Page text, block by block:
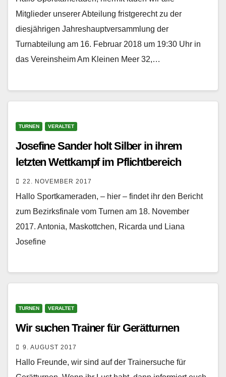
Mitglieder unserer Abteilung fristgerecht zu der
diesjährigen Jahreshauptversammlung der
Turnabteilung am 16. Februar 2018 um 19:30 Uhr in
das Vereinsheim Am Kleinen Meer 32,…
TURNEN VERALTET
Josefine Sander holt Silber in ihrem
letzten Wettkampf im Pflichtbereich
22. NOVEMBER 2017
Hallo Sportkameraden, – hier – findet ihr den Bericht
zum Bezirksfinale vom Turnen am 18. November
2017. Antonia, Maskottchen, Ricarda und Liana
Josefine
TURNEN VERALTET
Wir suchen Trainer für Gerätturnen
9. AUGUST 2017
Hallo Freunde, wir sind auf der Trainersuche für